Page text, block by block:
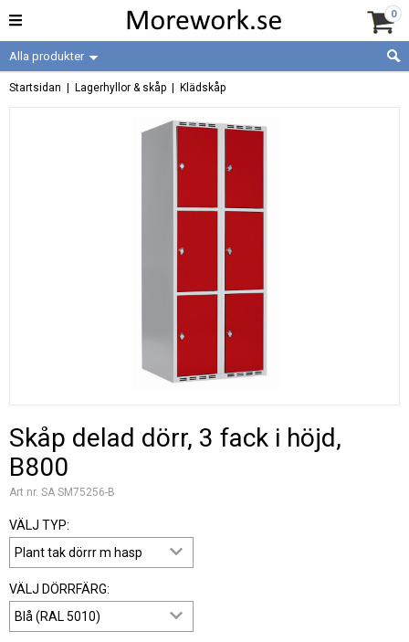
0
Alla produkter
Startsidan Lagerhyllor & skåp Klädskåp
Skåp delad dörr, 3 fack i höjd,
B800
Art nr. SA SM75256-B
VÄLJ TYP:
VÄLJ DÖRRFÄRG: